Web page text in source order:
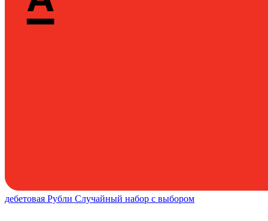
дебетовая Рубли Случайный набор с выбором